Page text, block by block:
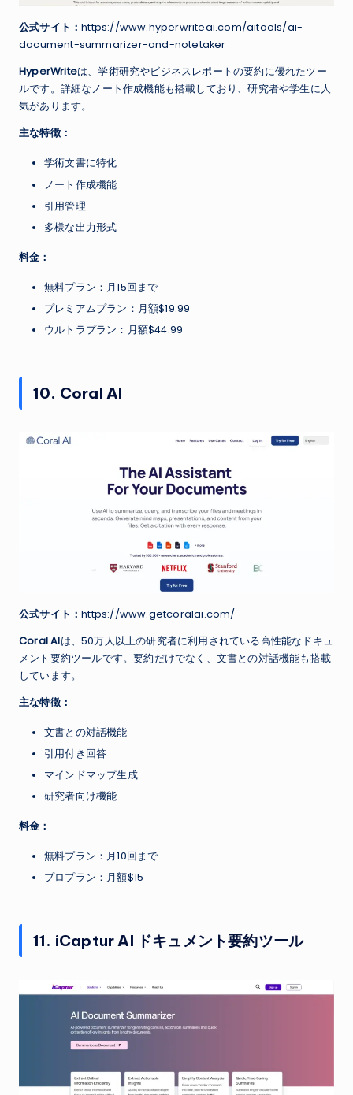
公式サイト：https://www.hyperwriteai.com/aitools/ai-
document-summarizer-and-notetaker
HyperWriteは、学術研究やビジネスレポートの要約に優れたツー
ルです。詳細なノート作成機能も搭載しており、研究者や学生に人
気があります。
主な特徴：
学術文書に特化
ノート作成機能
引用管理
多様な出力形式
料金：
無料プラン：月15回まで
プレミアムプラン：月額$19.99
ウルトラプラン：月額$44.99
10. Coral AI
公式サイト：https://www.getcoralai.com/
Coral AIは、50万人以上の研究者に利用されている高性能なドキュ
メント要約ツールです。要約だけでなく、文書との対話機能も搭載
しています。
主な特徴：
文書との対話機能
引用付き回答
マインドマップ生成
研究者向け機能
料金：
無料プラン：月10回まで
プロプラン：月額$15
11. iCaptur AI ドキュメント要約ツール